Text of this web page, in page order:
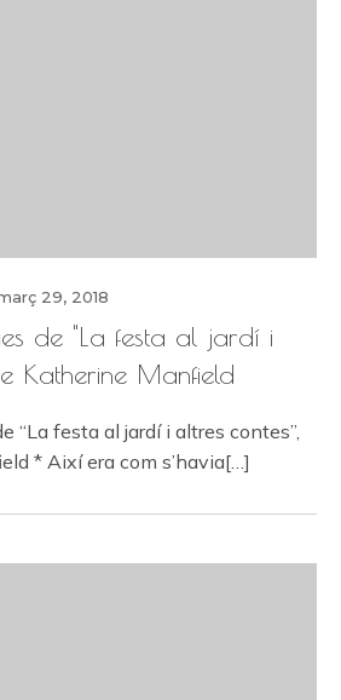
29, 2018
de "La festa al jardí i
Katherine Manfield
“La festa al jardí i altres contes”,
* Així era com s’havia[…]